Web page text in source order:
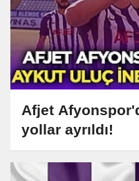
Afjet
yollar ayrıldı!